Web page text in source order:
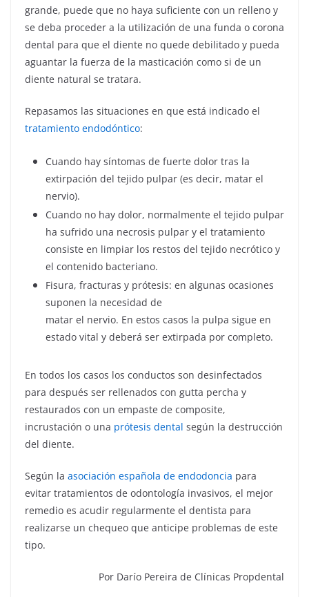
grande, puede que no haya suficiente con un relleno y
se deba proceder a la utilización de una funda o corona
dental para que el diente no quede debilitado y pueda
aguantar la fuerza de la masticación como si de un
diente natural se tratara.
Repasamos las situaciones en que está indicado el
tratamiento endodóntico:
Cuando hay síntomas de fuerte dolor tras la
extirpación del tejido pulpar (es decir, matar el
nervio).
Cuando no hay dolor, normalmente el tejido pulpar
ha sufrido una necrosis pulpar y el tratamiento
consiste en limpiar los restos del tejido necrótico y
el contenido bacteriano.
Fisura, fracturas y prótesis: en algunas ocasiones
suponen la necesidad de
matar el nervio. En estos casos la pulpa sigue en
estado vital y deberá ser extirpada por completo.
En todos los casos los conductos son desinfectados
para después ser rellenados con gutta percha y
restaurados con un empaste de composite,
incrustación o una prótesis dental según la destrucción
del diente.
Según la asociación española de endodoncia para
evitar tratamientos de odontología invasivos, el mejor
remedio es acudir regularmente el dentista para
realizarse un chequeo que anticipe problemas de este
tipo.
Por Darío Pereira de Clínicas Propdental